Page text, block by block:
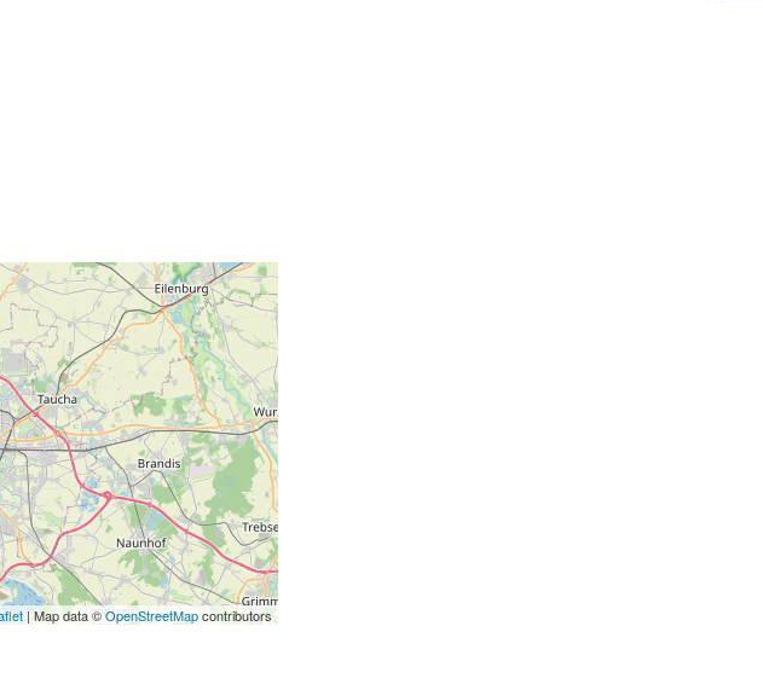
| Map data ©OpenStreetMapcontributors